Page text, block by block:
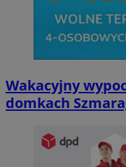
Wakacyjny
domkach